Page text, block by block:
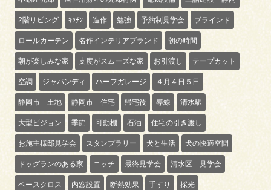
2階リビング ｷｯﾁﾝ 造作 勉強 予約制見学会 ブラインド
ロールカーテン 名作インテリアブランド 朝の時間
朝が楽しみな家 支度がスムーズな家 お引渡し テープカット
空調 ジャパンディ ハーフガレージ ４月４日５日
静岡市 土地 静岡市 住宅 帰宅後 導線 清水駅
大型ビジョン 季節 可動棚 石油 住宅の引き渡し
お施主様邸見学会 スタンプラリー 犬と生活 犬の快適空間
ドッグランのある家 ニッチ 最終見学会 清水区 見学会
ベースクロス 内窓設置 断熱効果 手すり 採光